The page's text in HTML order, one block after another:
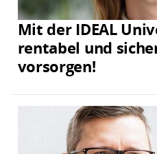
Mit der IDEAL
rentabel und
vorsorgen!